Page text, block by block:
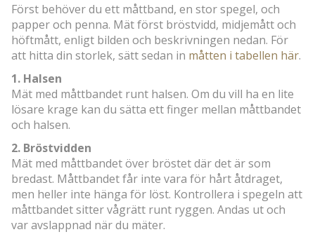
Först behöver du ett måttband, en stor spegel, och
papper och penna. Mät först bröstvidd, midjemått och
höftmått, enligt bilden och beskrivningen nedan. För
att hitta din storlek, sätt sedan in måtten i tabellen här.
1. Halsen
Mät med måttbandet runt halsen. Om du vill ha en lite
lösare krage kan du sätta ett finger mellan måttbandet
och halsen.
2. Bröstvidden
Mät med måttbandet över bröstet där det är som
bredast. Måttbandet får inte vara för hårt åtdraget,
men heller inte hänga för löst. Kontrollera i spegeln att
måttbandet sitter vågrätt runt ryggen. Andas ut och
var avslappnad när du mäter.